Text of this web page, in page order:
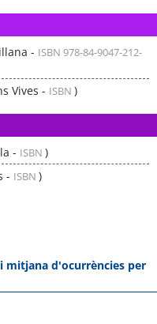
- ISBN 978-84-9047-212-
Vives - ISBN )
- ISBN )
- ISBN )
mitjana d'ocurrències per